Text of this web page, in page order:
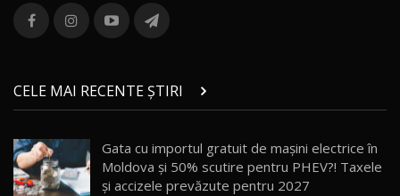
13
combină aventura cu luxul / AutoBlog.MD
36:08
chinez care face lumea să se întoarcă după el
/ AutoBlog.MD
17:27
15 14:37
CELE MAI RECENTE ȘTIRI
Gata cu importul gratuit de mașini electrice în
Moldova și 50% scutire pentru PHEV?! Taxele
și accizele prevăzute pentru 2027